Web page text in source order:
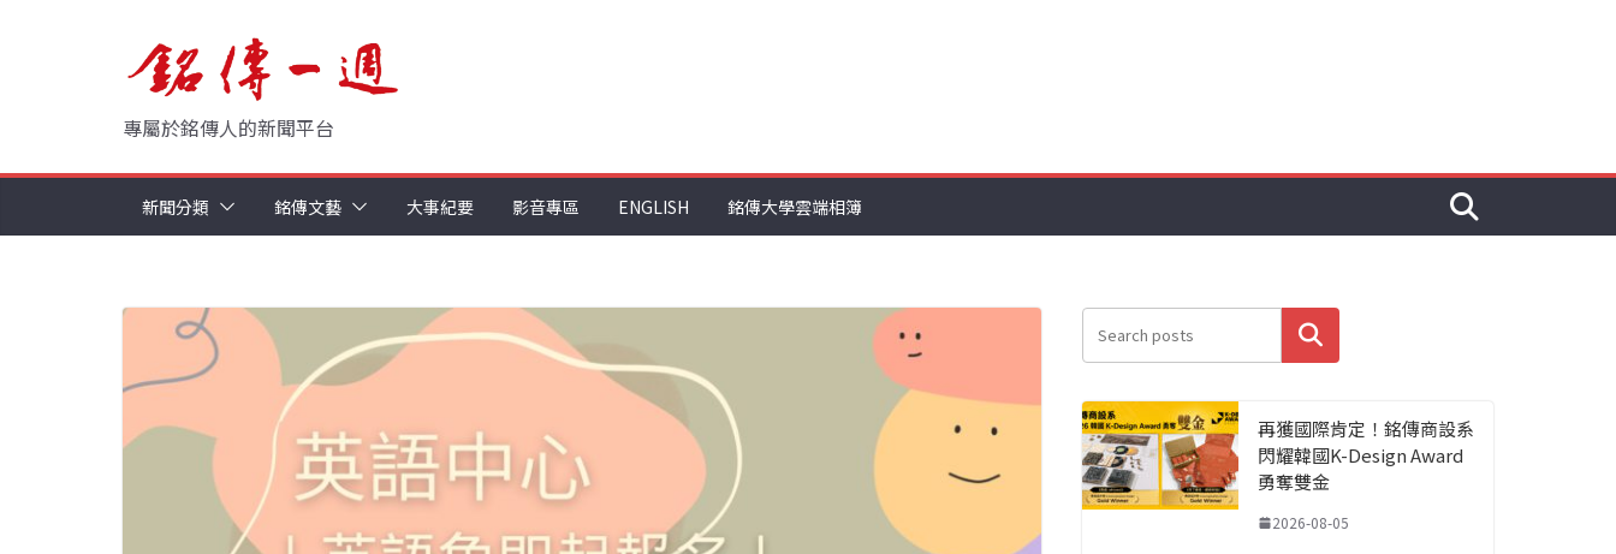
專屬於銘傳人的新聞平台
新聞分類 銘傳文藝 大事紀要 影音專區 ENGLISH 銘傳大學雲端相簿
搜尋
再獲國際肯定！銘傳商設系
閃耀韓國K-Design Award
勇奪雙金
2026-08-05